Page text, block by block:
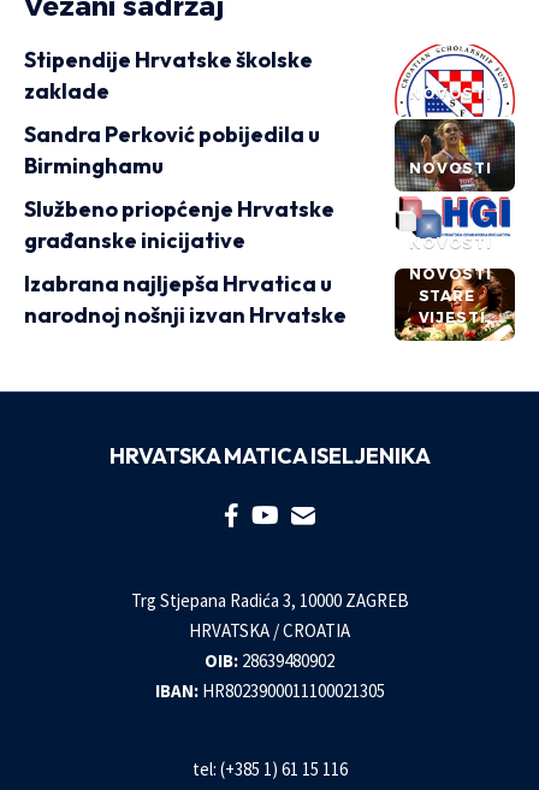
Vezani sadržaj
NOVOSTI
Stipendije Hrvatske školske
zaklade
NOVOSTI
Sandra Perković pobijedila u
Birminghamu
NOVOSTI
Službeno priopćenje Hrvatske
građanske inicijative
NOVOSTI
STARE
VIJESTI
Izabrana najljepša Hrvatica u
narodnoj nošnji izvan Hrvatske
HRVATSKA MATICA ISELJENIKA
Trg Stjepana Radića 3, 10000 ZAGREB
HRVATSKA / CROATIA
OIB: 28639480902
IBAN: HR8023900011100021305
tel: (+385 1) 61 15 116